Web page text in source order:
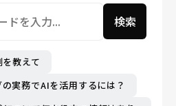
検索
教えて
実務でAIを活用するには？